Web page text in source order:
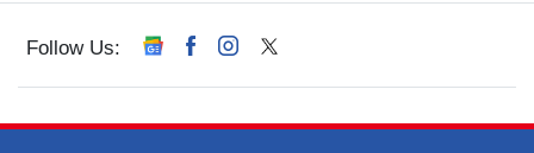
Follow Us: